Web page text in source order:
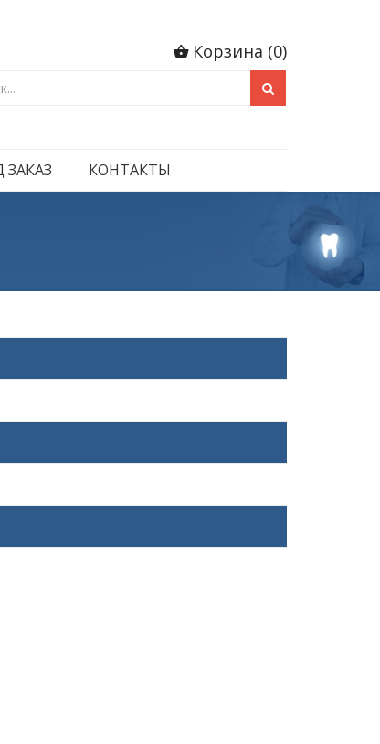
Корзина (0)
КОНТАКТЫ